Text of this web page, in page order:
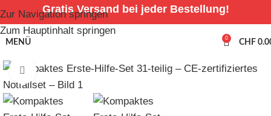
Zur Navigation springen
Zum Hauptinhalt springen
Gratis Versand bei jeder Bestellung!
MENÜ 0 CHF
Zum Vergrößern anklicken